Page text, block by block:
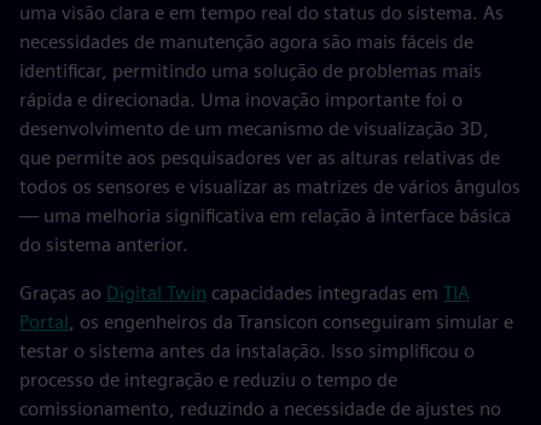
uma visão clara e em tempo real do status do sistema. As
necessidades de manutenção agora são mais fáceis de
identificar, permitindo uma solução de problemas mais
rápida e direcionada. Uma inovação importante foi o
desenvolvimento de um mecanismo de visualização 3D,
que permite aos pesquisadores ver as alturas relativas de
todos os sensores e visualizar as matrizes de vários ângulos
— uma melhoria significativa em relação à interface básica
do sistema anterior.
Graças ao Digital Twin capacidades integradas em TIA
Portal, os engenheiros da Transicon conseguiram simular e
testar o sistema antes da instalação. Isso simplificou o
processo de integração e reduziu o tempo de
comissionamento, reduzindo a necessidade de ajustes no